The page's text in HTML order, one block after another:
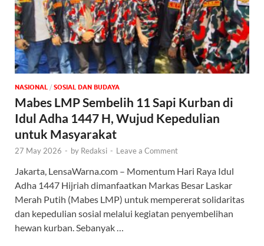
NASIONAL / SOSIAL DAN BUDAYA
Mabes LMP Sembelih 11 Sapi Kurban di
Idul Adha 1447 H, Wujud Kepedulian
untuk Masyarakat
27 May 2026 - by Redaksi - Leave a Comment
Jakarta, LensaWarna.com – Momentum Hari Raya Idul
Adha 1447 Hijriah dimanfaatkan Markas Besar Laskar
Merah Putih (Mabes LMP) untuk mempererat solidaritas
dan kepedulian sosial melalui kegiatan penyembelihan
hewan kurban. Sebanyak …